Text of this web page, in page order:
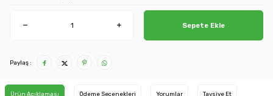
Sepete Ekle
Paylaş :
Ürün Açıklaması Ödeme Seçenekleri Yorumlar Tavsiye Et